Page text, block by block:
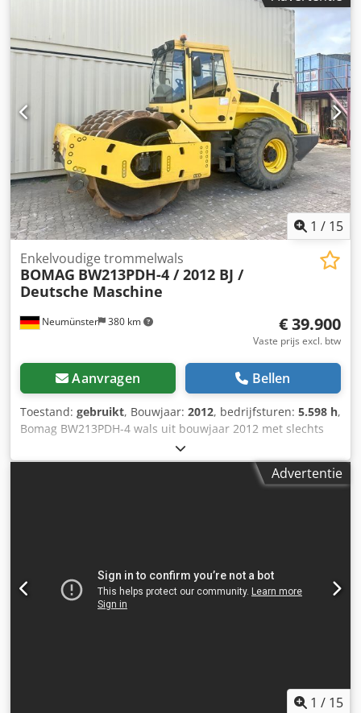
1 / 15
Neumünster 380 km
Enkelvoudige trommelwals
BOMAG BW213PDH-4 / 2012 BJ /
Deutsche Maschine
€ 39.900
Vaste prijs excl. btw
Aanvragen Bellen
Toestand: gebruikt, Bouwjaar: 2012, bedrijfsturen: 5.598 h,
Bomag BW213PDH-4 wals uit bouwjaar 2012 met slechts
5.598 draaiuren! ----* Fabrikant: Bomag * Type:
BW213PDH-4 * Bouwjaar: 2012 Dwodpfoyt Uirox Ahvoa *
Afgelezen bedrijfsuren: ca. 5.598 * Bedrijfsgewicht: 13.100
gegevens zonder garantie, fouten en tussentijdse verkoop
voorbehouden.
Advertentie
1 / 15